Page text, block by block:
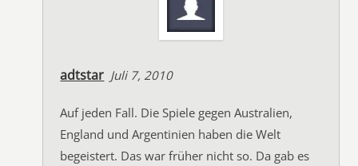
adtstar Juli 7, 2010
Auf jeden Fall. Die Spiele gegen Australien,
England und Argentinien haben die Welt
begeistert. Das war früher nicht so. Da gab es